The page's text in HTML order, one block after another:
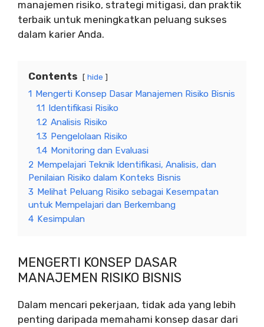
manajemen risiko, strategi mitigasi, dan praktik
terbaik untuk meningkatkan peluang sukses
dalam karier Anda.
Contents hide
1 Mengerti Konsep Dasar Manajemen Risiko Bisnis
1.1 Identifikasi Risiko
1.2 Analisis Risiko
1.3 Pengelolaan Risiko
1.4 Monitoring dan Evaluasi
2 Mempelajari Teknik Identifikasi, Analisis, dan
Penilaian Risiko dalam Konteks Bisnis
3 Melihat Peluang Risiko sebagai Kesempatan
untuk Mempelajari dan Berkembang
4 Kesimpulan
MENGERTI KONSEP DASAR
MANAJEMEN RISIKO BISNIS
Dalam mencari pekerjaan, tidak ada yang lebih
penting daripada memahami konsep dasar dari